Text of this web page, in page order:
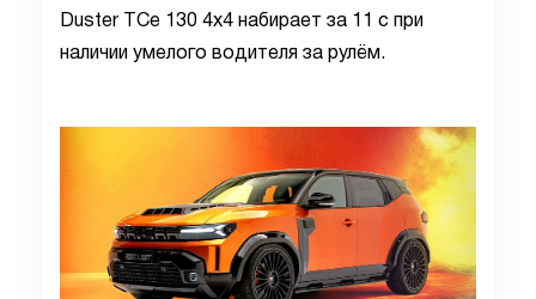
Duster TCe 130 4x4 набирает за 11 с при
наличии умелого водителя за рулём.